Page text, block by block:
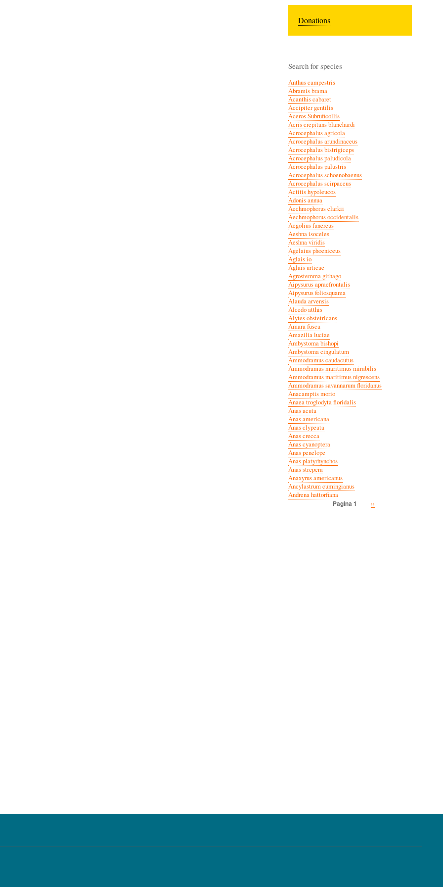
Donations
Search for species
Anthus campestris
Abramis brama
Acanthis cabaret
Accipiter gentilis
Aceros Subruficollis
Acris crepitans blanchardi
Acrocephalus agricola
Acrocephalus arundinaceus
Acrocephalus bistrigiceps
Acrocephalus paludicola
Acrocephalus palustris
Acrocephalus schoenobaenus
Acrocephalus scirpaceus
Actitis hypoleucos
Adonis annua
Aechmophorus clarkii
Aechmophorus occidentalis
Aegolius funereus
Aeshna isoceles
Aeshna viridis
Agelaius phoeniceus
Aglais io
Aglais urticae
Agrostemma githago
Aipysurus apraefrontalis
Aipysurus foliosquama
Alauda arvensis
Alcedo atthis
Alytes obstetricans
Amara fusca
Amazilia luciae
Ambystoma bishopi
Ambystoma cingulatum
Ammodramus caudacutus
Ammodramus maritimus mirabilis
Ammodramus maritimus nigrescens
Ammodramus savannarum floridanus
Anacamptis morio
Anaea troglodyta floridalis
Anas acuta
Anas americana
Anas clypeata
Anas crecca
Anas cyanoptera
Anas penelope
Anas platyrhynchos
Anas strepera
Anaxyrus americanus
Ancylastrum cumingianus
Andrena hattorfiana
Pagina 1
Volgende
››